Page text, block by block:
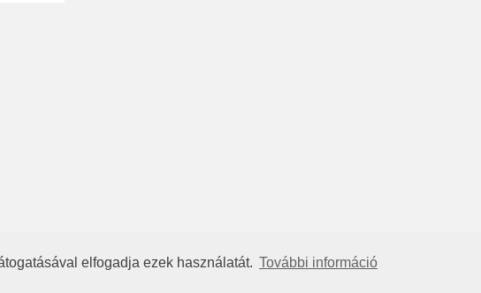
elfogadja ezek használatát. További információ